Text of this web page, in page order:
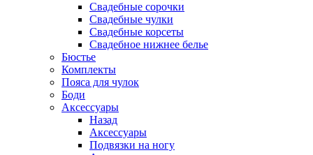
Свадебные сорочки
Свадебные чулки
Свадебные корсеты
Свадебное нижнее белье
Бюстье
Комплекты
Пояса для чулок
Боди
Аксессуары
Назад
Аксессуары
Подвязки на ногу